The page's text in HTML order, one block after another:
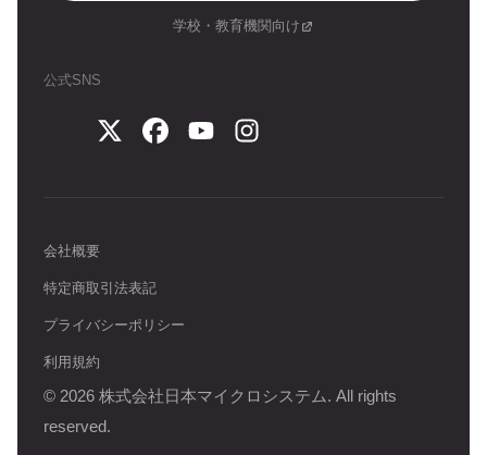
学校・教育機関向け
公式SNS
会社概要
特定商取引法表記
プライバシーポリシー
利用規約
© 2026 株式会社日本マイクロシステム. All rights
reserved.